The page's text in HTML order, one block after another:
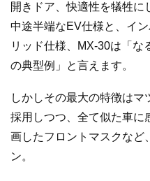
開きドア、快適性を犠牲
中途半端なEV仕様と、イ
リッド仕様、MX-30は「な
の典型例」と言えます。
しかしその最大の特徴は
採用しつつ、全て似た車に
画したフロントマスクなど
ン。